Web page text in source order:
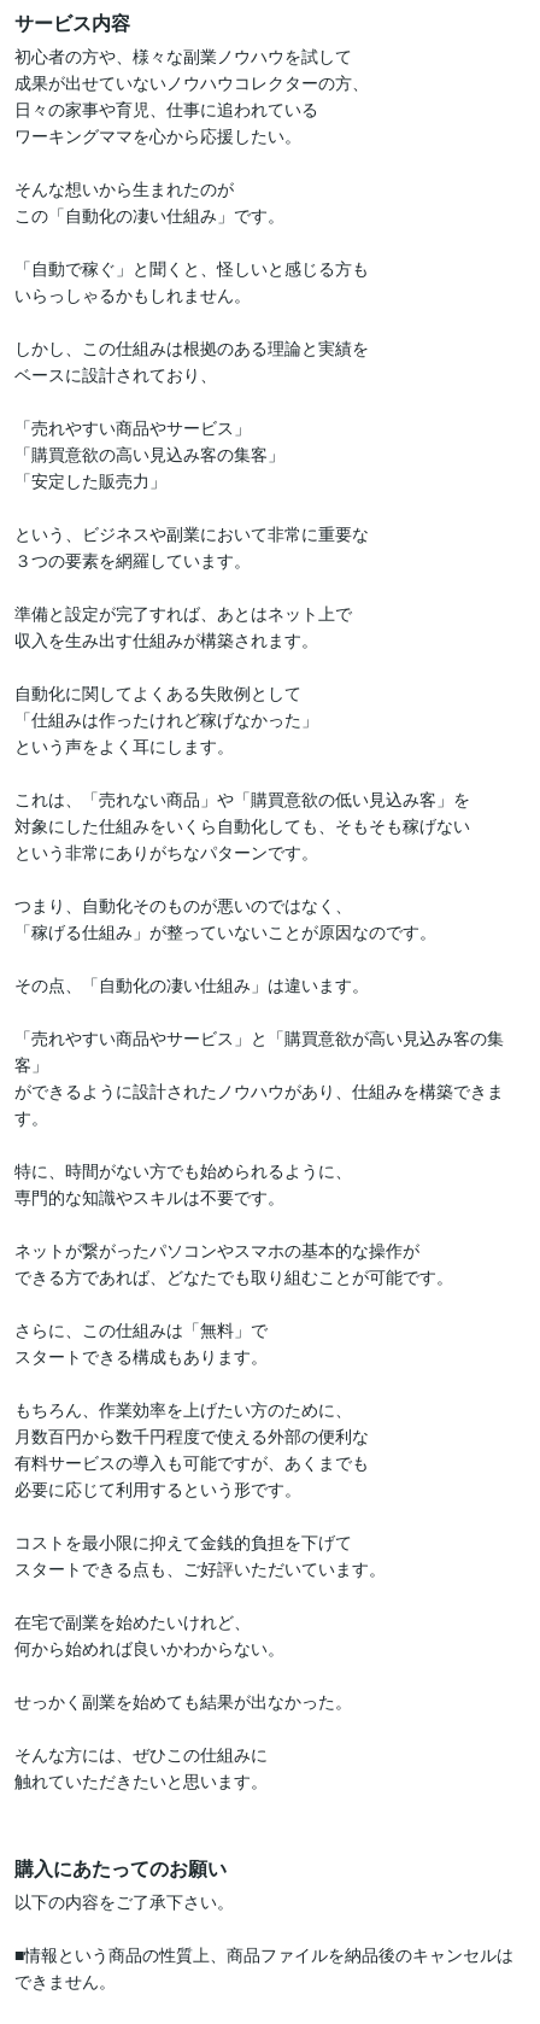
サービス内容
初心者の方や、様々な副業ノウハウを試して
成果が出せていないノウハウコレクターの方、
日々の家事や育児、仕事に追われている
ワーキングママを心から応援したい。
そんな想いから生まれたのが
この「自動化の凄い仕組み」です。
「自動で稼ぐ」と聞くと、怪しいと感じる方も
いらっしゃるかもしれません。
しかし、この仕組みは根拠のある理論と実績を
ベースに設計されており、
「売れやすい商品やサービス」
「購買意欲の高い見込み客の集客」
「安定した販売力」
という、ビジネスや副業において非常に重要な
３つの要素を網羅しています。
準備と設定が完了すれば、あとはネット上で
収入を生み出す仕組みが構築されます。
自動化に関してよくある失敗例として
「仕組みは作ったけれど稼げなかった」
という声をよく耳にします。
これは、「売れない商品」や「購買意欲の低い見込み客」を
対象にした仕組みをいくら自動化しても、そもそも稼げない
という非常にありがちなパターンです。
つまり、自動化そのものが悪いのではなく、
「稼げる仕組み」が整っていないことが原因なのです。
その点、「自動化の凄い仕組み」は違います。
「売れやすい商品やサービス」と「購買意欲が高い見込み客の集
客」
ができるように設計されたノウハウがあり、仕組みを構築できま
す。
特に、時間がない方でも始められるように、
専門的な知識やスキルは不要です。
ネットが繋がったパソコンやスマホの基本的な操作が
できる方であれば、どなたでも取り組むことが可能です。
さらに、この仕組みは「無料」で
スタートできる構成もあります。
もちろん、作業効率を上げたい方のために、
月数百円から数千円程度で使える外部の便利な
有料サービスの導入も可能ですが、あくまでも
必要に応じて利用するという形です。
コストを最小限に抑えて金銭的負担を下げて
スタートできる点も、ご好評いただいています。
在宅で副業を始めたいけれど、
何から始めれば良いかわからない。
せっかく副業を始めても結果が出なかった。
そんな方には、ぜひこの仕組みに
触れていただきたいと思います。
購入にあたってのお願い
以下の内容をご了承下さい。
■情報という商品の性質上、商品ファイルを納品後のキャンセルは
できません。